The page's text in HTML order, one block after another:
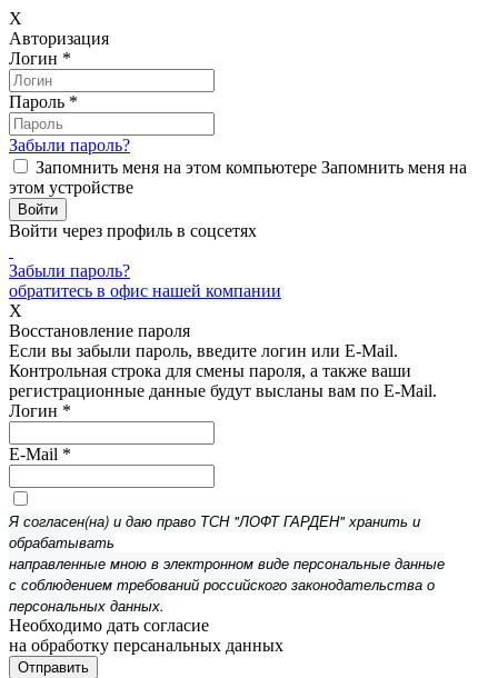
X
Авторизация
Логин *
Пароль *
Забыли пароль?
Запомнить меня на этом компьютере Запомнить меня на
этом устройстве
Войти через профиль в соцсетях
Забыли пароль?
обратитесь в офис нашей компании
X
Восстановление пароля
Если вы забыли пароль, введите логин или E-Mail.
Контрольная строка для смены пароля, а также ваши
регистрационные данные будут высланы вам по E-Mail.
Логин *
E-Mail *
Я согласен(на) и даю право ТСН "ЛОФТ ГАРДЕН" хранить и
обрабатывать
направленные мною в электронном виде персональные данные
с соблюдением требований российского законодательства о
персональных данных.
Необходимо дать согласие
на обработку персанальных данных